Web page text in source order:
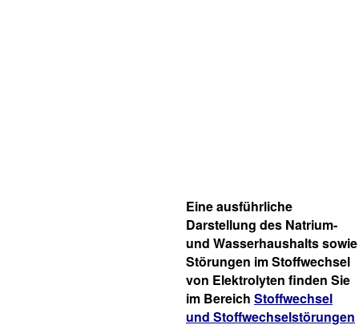
Eine ausführliche
Darstellung des Natrium-
und Wasserhaushalts sowie
Störungen im Stoffwechsel
von Elektrolyten finden Sie
im Bereich Stoffwechsel
und Stoffwechselstörungen